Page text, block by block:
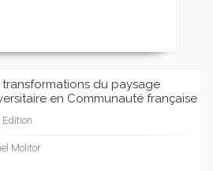
transformations du paysage
en Communauté française
Edition
Molitor